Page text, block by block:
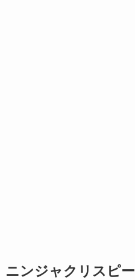
ニンジャクリスピー